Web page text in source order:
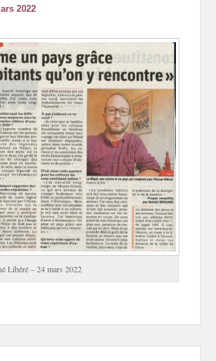
2022
Libéré – 24 mars 2022